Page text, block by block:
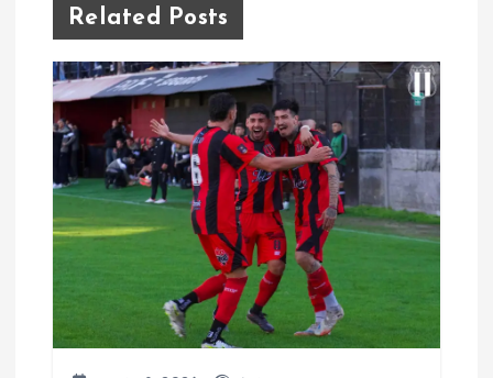
ó
n
d
e
e
n
t
Related Posts